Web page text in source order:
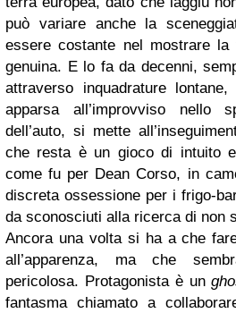
può variare anche la
essere costante nel mostrare la
genuina. E lo fa da decenni,
attraverso inquadrature
apparsa all’improvviso nello
dell’auto, si mette
che resta è un gioco di intuito
come fu per Dean Corso, in
discreta ossessione per i frigo-
da sconosciuti alla ricerca di non
Ancora una volta si ha a che
all’apparenza, ma che
pericolosa. Protagonista è un
fantasma chiamato a